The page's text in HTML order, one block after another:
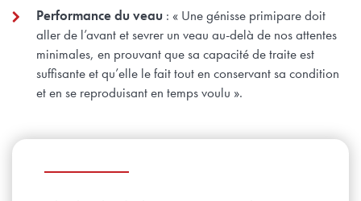
Performance du veau : « Une génisse primipare doit
aller de l’avant et sevrer un veau au-delà de nos attentes
minimales, en prouvant que sa capacité de traite est
suffisante et qu’elle le fait tout en conservant sa condition
et en se reproduisant en temps voulu ».